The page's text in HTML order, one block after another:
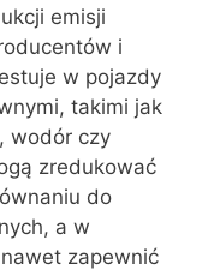
emisji
i
w pojazdy
takimi jak
wodór czy
zredukować
do
a w
zapewnić